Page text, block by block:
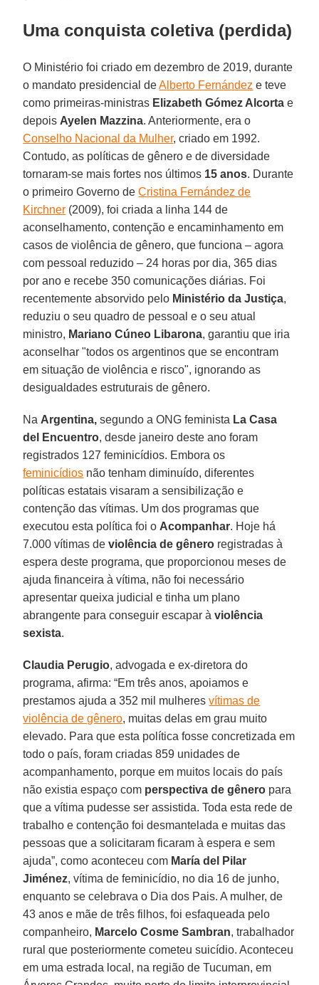
Uma conquista coletiva (perdida)
O Ministério foi criado em dezembro de 2019, durante
o mandato presidencial deAlberto Fernández e teve
como primeiras-ministras Elizabeth Gómez Alcorta e
depois Ayelen Mazzina. Anteriormente, era o
Conselho Nacional da Mulher, criado em 1992.
Contudo, as políticas de gênero e de diversidade
tornaram-se mais fortes nos últimos 15 anos. Durante
o primeiro Governo deCristina Fernández de
Kirchner (2009), foi criada a linha 144 de
aconselhamento, contenção e encaminhamento em
casos de violência de gênero, que funciona – agora
com pessoal reduzido – 24 horas por dia, 365 dias
por ano e recebe 350 comunicações diárias. Foi
recentemente absorvido pelo Ministério da Justiça,
reduziu o seu quadro de pessoal e o seu atual
ministro, Mariano Cúneo Libarona, garantiu que iria
aconselhar "todos os argentinos que se encontram
em situação de violência e risco", ignorando as
desigualdades estruturais de gênero.
Na Argentina, segundo a ONG feminista La Casa
del Encuentro, desde janeiro deste ano foram
registrados 127 feminicídios. Embora os
feminicídios não tenham diminuído, diferentes
políticas estatais visaram a sensibilização e
contenção das vítimas. Um dos programas que
executou esta política foi o Acompanhar. Hoje há
7.000 vítimas de violência de gênero registradas à
espera deste programa, que proporcionou meses de
ajuda financeira à vítima, não foi necessário
apresentar queixa judicial e tinha um plano
abrangente para conseguir escapar àviolência
sexista.
Claudia Perugio, advogada e ex-diretora do
programa, afirma: “Em três anos, apoiamos e
prestamos ajuda a 352 mil mulheres vítimas de
violência de gênero, muitas delas em grau muito
elevado. Para que esta política fosse concretizada em
todo o país, foram criadas 859 unidades de
acompanhamento, porque em muitos locais do país
não existia espaço com perspectiva de gênero para
que a vítima pudesse ser assistida. Toda esta rede de
trabalho e contenção foi desmantelada e muitas das
pessoas que a solicitaram ficaram à espera e sem
ajuda”, como aconteceu com María del Pilar
Jiménez, vítima de feminicídio, no dia 16 de junho,
enquanto se celebrava o Dia dos Pais. A mulher, de
43 anos e mãe de três filhos, foi esfaqueada pelo
companheiro, Marcelo Cosme Sambran, trabalhador
rural que posteriormente cometeu suicídio. Aconteceu
em uma estrada local, na região de Tucuman, em